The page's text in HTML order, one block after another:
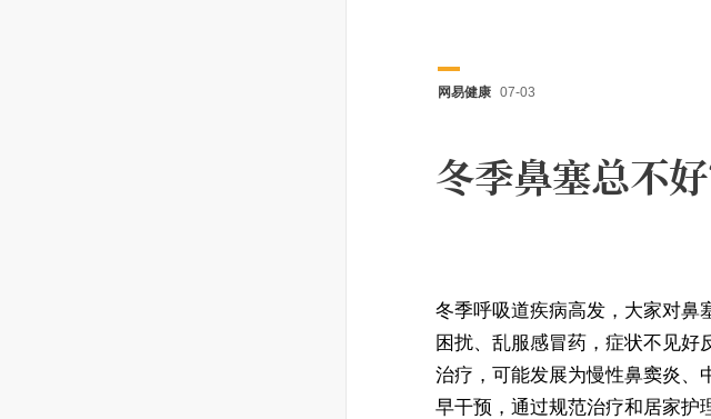
网易健康 07-03
冬季鼻塞总不
冬季呼吸道疾病高发，大家对鼻
困扰、乱服感冒药，症状不见好
治疗，可能发展为慢性鼻窦炎、
早干预，通过规范治疗和居家护